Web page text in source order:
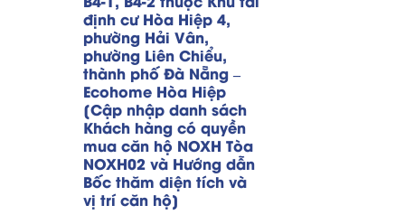
định cư Hòa Hiệp 4,
phường Hải Vân,
phường Liên Chiểu,
thành phố Đà Nẵng –
Ecohome Hòa Hiệp
[Cập nhập danh sách
Khách hàng có quyền
mua căn hộ NOXH Tòa
NOXH02 và Hướng dẫn
Bốc thăm diện tích và
vị trí căn hộ]